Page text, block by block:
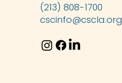
(213) 808-1700
cscinfo@cscla.org